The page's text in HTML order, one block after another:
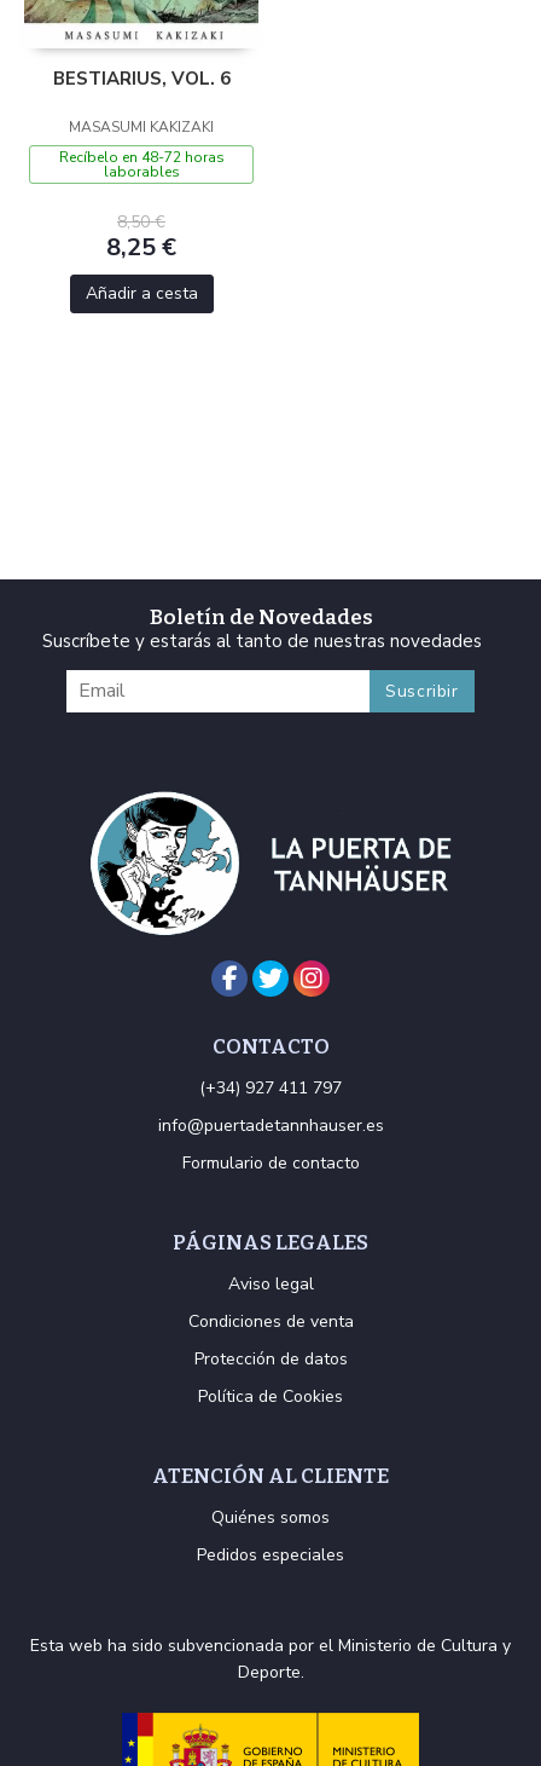
BESTIARIUS, VOL. 6
MASASUMI KAKIZAKI
Recíbelo en 48-72 horas
laborables
8,50 €
8,25 €
Añadir a cesta
Boletín de Novedades
Suscríbete y estarás al tanto de nuestras novedades
CONTACTO
(+34) 927 411 797
info@puertadetannhauser.es
Formulario de contacto
PÁGINAS LEGALES
Aviso legal
Condiciones de venta
Protección de datos
Política de Cookies
ATENCIÓN AL CLIENTE
Quiénes somos
Pedidos especiales
Esta web ha sido subvencionada por el Ministerio de Cultura y
Deporte.